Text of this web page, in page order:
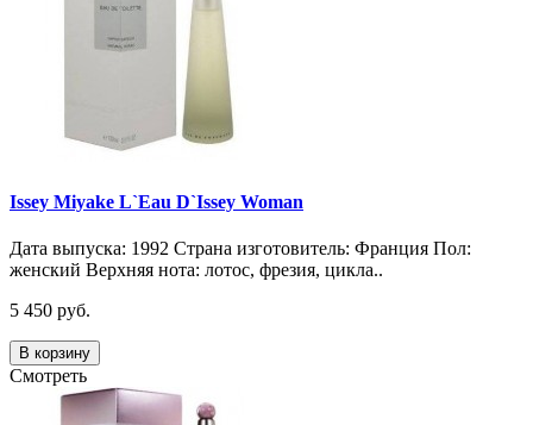
Issey Miyake L`Eau D`Issey Woman
Дата выпуска: 1992 Страна изготовитель: Франция Пол:
женский Верхняя нота: лотос, фрезия, цикла..
5 450 руб.
В корзину
Смотреть